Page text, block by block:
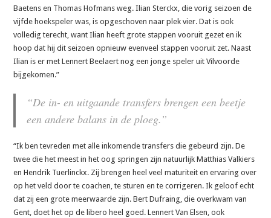
Baetens en Thomas Hofmans weg. Ilian Sterckx, die vorig seizoen de
vijfde hoekspeler was, is opgeschoven naar plek vier. Dat is ook
volledig terecht, want Ilian heeft grote stappen vooruit gezet en ik
hoop dat hij dit seizoen opnieuw evenveel stappen vooruit zet. Naast
Ilian is er met Lennert Beelaert nog een jonge speler uit Vilvoorde
bijgekomen.”
“De in- en uitgaande transfers brengen een beetje
een andere balans in de ploeg.”
“Ik ben tevreden met alle inkomende transfers die gebeurd zijn. De
twee die het meest in het oog springen zijn natuurlijk Matthias Valkiers
en Hendrik Tuerlinckx. Zij brengen heel veel maturiteit en ervaring over
op het veld door te coachen, te sturen en te corrigeren. Ik geloof echt
dat zij een grote meerwaarde zijn. Bert Dufraing, die overkwam van
Gent, doet het op de libero heel goed. Lennert Van Elsen, ook